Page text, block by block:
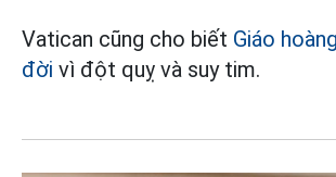
Vatican cũng cho biết Giáo
đời vì đột quỵ và suy tim.